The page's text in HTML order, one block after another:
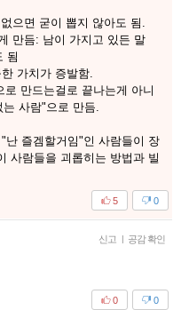
으면 굳이 뽑지 않아도 됨.
만듬: 남이 가지고 있든 말
됨
가치가 증발함.
만드는걸로 끝나는게 아니
사람"으로 만듬.
즐겜할거임"인 사람들이 장
사람들을 괴롭히는 방법과 빌
0
5
신고 | 공감 확인
0
0